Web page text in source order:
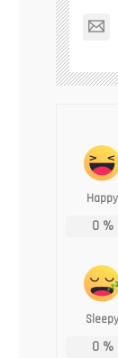
Happy
0%
Sleepy
0%